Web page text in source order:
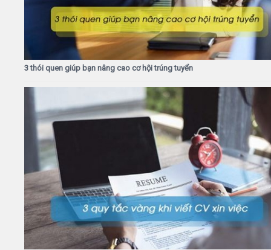
3 thói quen giúp bạn nâng cao cơ hội trúng tuyển